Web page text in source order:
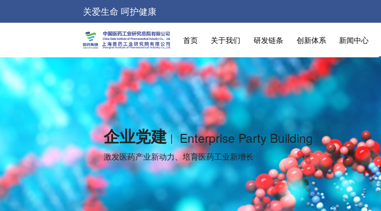
关爱生命 呵护健康
首页 关于我们 研发链条 创新体系 新闻中心
企业党建 | Enterprise Party Building
激发医药产业新动力、培育医药工业新增长